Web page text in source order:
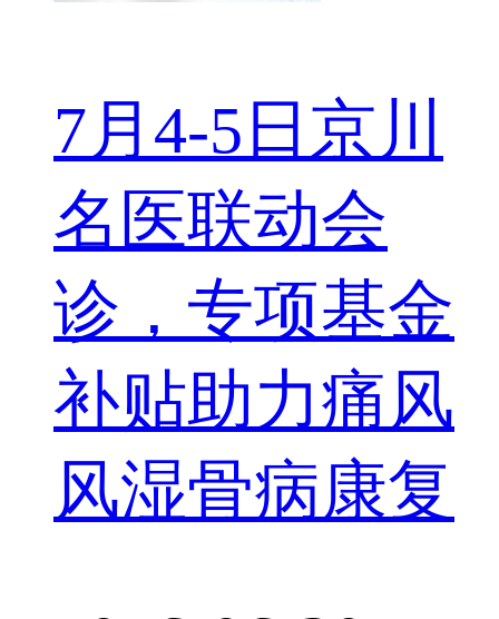
7月4-5日京川
名医联动会
诊，专项基金
补贴助力痛风
风湿骨病康复